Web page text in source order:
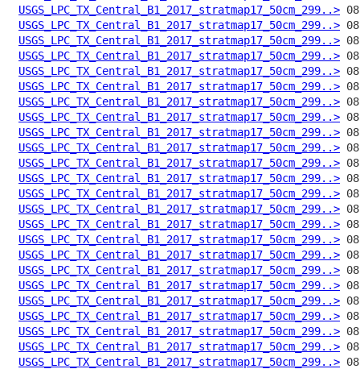
USGS_LPC_TX_Central_B1_2017_stratmap17_50cm_299..>
USGS_LPC_TX_Central_B1_2017_stratmap17_50cm_299..>
USGS_LPC_TX_Central_B1_2017_stratmap17_50cm_299..>
USGS_LPC_TX_Central_B1_2017_stratmap17_50cm_299..>
USGS_LPC_TX_Central_B1_2017_stratmap17_50cm_299..>
USGS_LPC_TX_Central_B1_2017_stratmap17_50cm_299..>
USGS_LPC_TX_Central_B1_2017_stratmap17_50cm_299..>
USGS_LPC_TX_Central_B1_2017_stratmap17_50cm_299..>
USGS_LPC_TX_Central_B1_2017_stratmap17_50cm_299..>
USGS_LPC_TX_Central_B1_2017_stratmap17_50cm_299..>
USGS_LPC_TX_Central_B1_2017_stratmap17_50cm_299..>
USGS_LPC_TX_Central_B1_2017_stratmap17_50cm_299..>
USGS_LPC_TX_Central_B1_2017_stratmap17_50cm_299..>
USGS_LPC_TX_Central_B1_2017_stratmap17_50cm_299..>
USGS_LPC_TX_Central_B1_2017_stratmap17_50cm_299..>
USGS_LPC_TX_Central_B1_2017_stratmap17_50cm_299..>
USGS_LPC_TX_Central_B1_2017_stratmap17_50cm_299..>
USGS_LPC_TX_Central_B1_2017_stratmap17_50cm_299..>
USGS_LPC_TX_Central_B1_2017_stratmap17_50cm_299..>
USGS_LPC_TX_Central_B1_2017_stratmap17_50cm_299..>
USGS_LPC_TX_Central_B1_2017_stratmap17_50cm_299..>
USGS_LPC_TX_Central_B1_2017_stratmap17_50cm_299..>
USGS_LPC_TX_Central_B1_2017_stratmap17_50cm_299..>
USGS_LPC_TX_Central_B1_2017_stratmap17_50cm_299..>